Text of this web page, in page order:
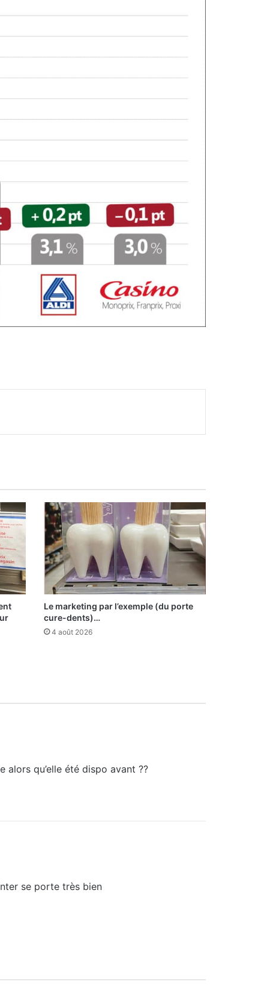
Le marketing par l’exemple (du porte
cure-dents)…
4 août 2026
qu’elle été dispo avant ??
se porte très bien